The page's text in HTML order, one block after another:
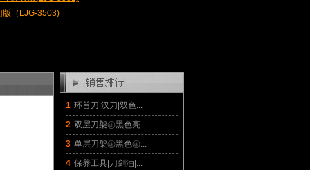
版（LJG-3503)
1 环首刀|汉刀|双色...
2 双层刀架㊣黑色亮...
3 单层刀架㊣黑色㊣...
4 保养工具|刀剑油|...